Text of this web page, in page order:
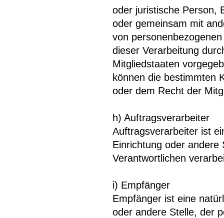
oder juristische Person,
oder gemeinsam mit
von
dieser Verarbeitung
Mitgliedstaaten
können die bestimmten
oder dem Recht der
h) Auftragsverarbeiter
Auftragsverarbeiter ist
Einrichtung oder andere
Verantwortlichen
i) Empfänger
Empfänger ist eine
oder andere Stelle, der